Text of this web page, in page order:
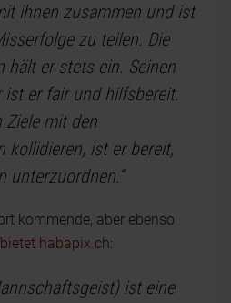
ihnen zusammen und ist
zu teilen. Die
hält er stets ein. Seinen
ist er fair und hilfsbereit.
Ziele mit den
kollidieren, ist er bereit,
unterzuordnen.“
kommende, aber ebenso
habapix.ch:
ist eine